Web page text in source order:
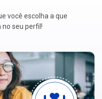
você escolha a que
seu perfil!